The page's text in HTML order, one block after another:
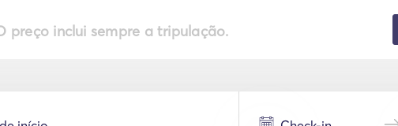
O preço inclui sempre a tripulação.